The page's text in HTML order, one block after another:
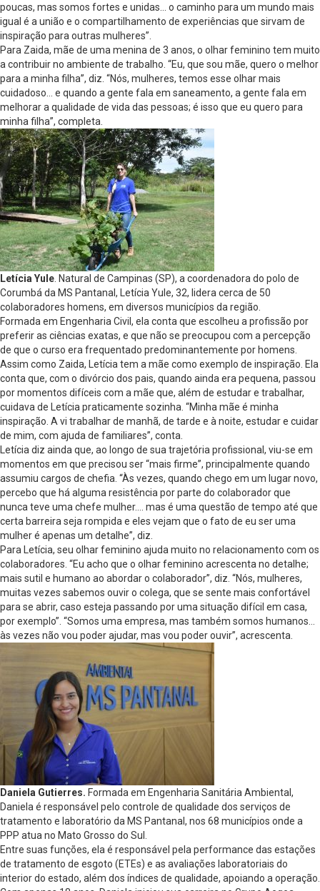
poucas, mas somos fortes e unidas… o caminho para um mundo mais
igual é a união e o compartilhamento de experiências que sirvam de
inspiração para outras mulheres”.
Para Zaida, mãe de uma menina de 3 anos, o olhar feminino tem muito
a contribuir no ambiente de trabalho. “Eu, que sou mãe, quero o melhor
para a minha filha”, diz. “Nós, mulheres, temos esse olhar mais
cuidadoso… e quando a gente fala em saneamento, a gente fala em
melhorar a qualidade de vida das pessoas; é isso que eu quero para
minha filha”, completa.
Letícia Yule . Natural de Campinas (SP), a coordenadora do polo de
Corumbá da MS Pantanal, Letícia Yule, 32, lidera cerca de 50
colaboradores homens, em diversos municípios da região.
Formada em Engenharia Civil, ela conta que escolheu a profissão por
preferir as ciências exatas, e que não se preocupou com a percepção
de que o curso era frequentado predominantemente por homens.
Assim como Zaida, Letícia tem a mãe como exemplo de inspiração. Ela
conta que, com o divórcio dos pais, quando ainda era pequena, passou
por momentos difíceis com a mãe que, além de estudar e trabalhar,
cuidava de Letícia praticamente sozinha. “Minha mãe é minha
inspiração. A vi trabalhar de manhã, de tarde e à noite, estudar e cuidar
de mim, com ajuda de familiares”, conta.
Letícia diz ainda que, ao longo de sua trajetória profissional, viu-se em
momentos em que precisou ser “mais firme”, principalmente quando
assumiu cargos de chefia. “Às vezes, quando chego em um lugar novo,
percebo que há alguma resistência por parte do colaborador que
nunca teve uma chefe mulher…. mas é uma questão de tempo até que
certa barreira seja rompida e eles vejam que o fato de eu ser uma
mulher é apenas um detalhe”, diz.
Para Letícia, seu olhar feminino ajuda muito no relacionamento com os
colaboradores. “Eu acho que o olhar feminino acrescenta no detalhe;
mais sutil e humano ao abordar o colaborador”, diz. “Nós, mulheres,
muitas vezes sabemos ouvir o colega, que se sente mais confortável
para se abrir, caso esteja passando por uma situação difícil em casa,
por exemplo”. “Somos uma empresa, mas também somos humanos…
às vezes não vou poder ajudar, mas vou poder ouvir”, acrescenta.
Daniela Gutierres. Formada em Engenharia Sanitária Ambiental,
Daniela é responsável pelo controle de qualidade dos serviços de
tratamento e laboratório da MS Pantanal, nos 68 municípios onde a
PPP atua no Mato Grosso do Sul.
Entre suas funções, ela é responsável pela performance das estações
de tratamento de esgoto (ETEs) e as avaliações laboratoriais do
interior do estado, além dos índices de qualidade, apoiando a operação.